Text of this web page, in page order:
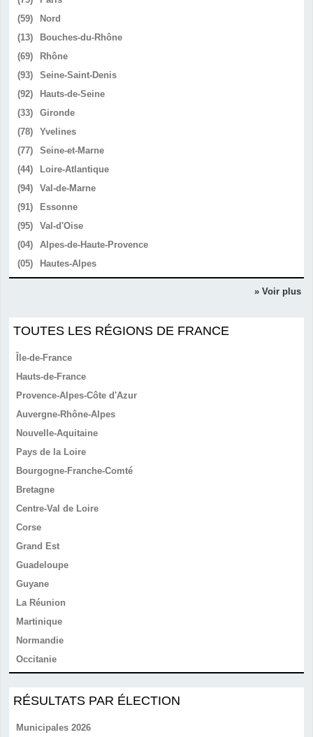
(59)
Nord
(13)
Bouches-du-Rhône
(69)
Rhône
(93)
Seine-Saint-Denis
(92)
Hauts-de-Seine
(33)
Gironde
(78)
Yvelines
(77)
Seine-et-Marne
(44)
Loire-Atlantique
(94)
Val-de-Marne
(91)
Essonne
(95)
Val-d'Oise
(04)
Alpes-de-Haute-Provence
(05)
Hautes-Alpes
» Voir plus
TOUTES LES RÉGIONS DE FRANCE
Île-de-France
Hauts-de-France
Provence-Alpes-Côte d'Azur
Auvergne-Rhône-Alpes
Nouvelle-Aquitaine
Pays de la Loire
Bourgogne-Franche-Comté
Bretagne
Centre-Val de Loire
Corse
Grand Est
Guadeloupe
Guyane
La Réunion
Martinique
Normandie
Occitanie
RÉSULTATS PAR ÉLECTION
Municipales 2026